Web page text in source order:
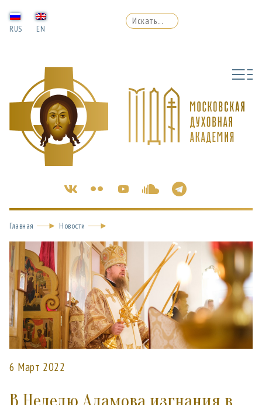
RUS EN
Главная Новости
6 Март 2022
В Неделю Адамова изгнания в